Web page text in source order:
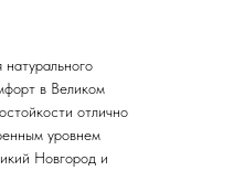
в Великом
отлично
уровнем
Новгород и